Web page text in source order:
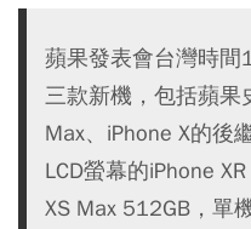
蘋果發表會台灣時間
三款新機，包括蘋果
Max、iPhone X的後
LCD螢幕的iPhone
XS Max 512GB，單